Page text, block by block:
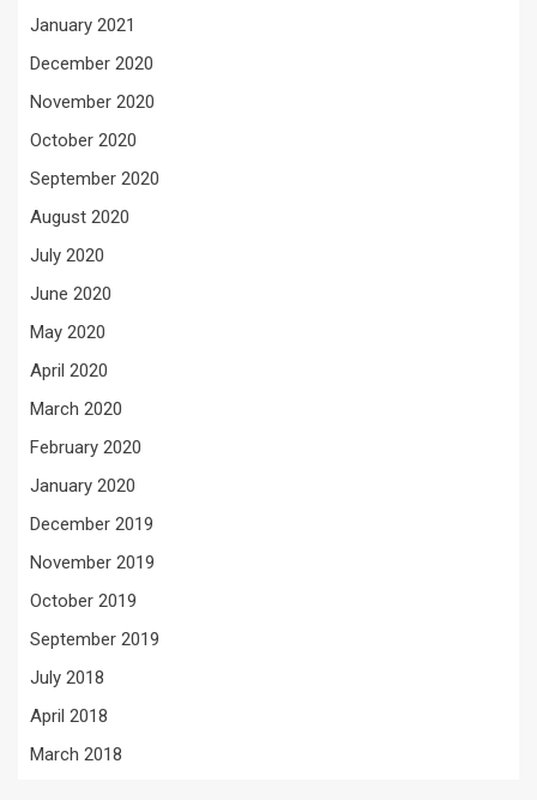
January 2021
December 2020
November 2020
October 2020
September 2020
August 2020
July 2020
June 2020
May 2020
April 2020
March 2020
February 2020
January 2020
December 2019
November 2019
October 2019
September 2019
July 2018
April 2018
March 2018